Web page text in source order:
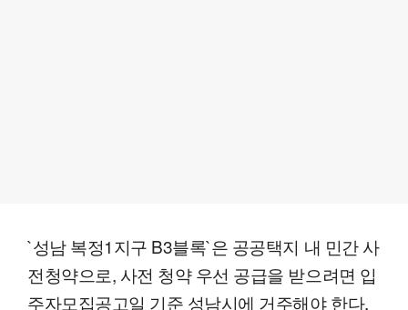
`성남 복정1지구 B3블록`은 공공택지 내 민간 사
전청약으로, 사전 청약 우선 공급을 받으려면 입
주자모집공고일 기준 성남시에 거주해야 한다.